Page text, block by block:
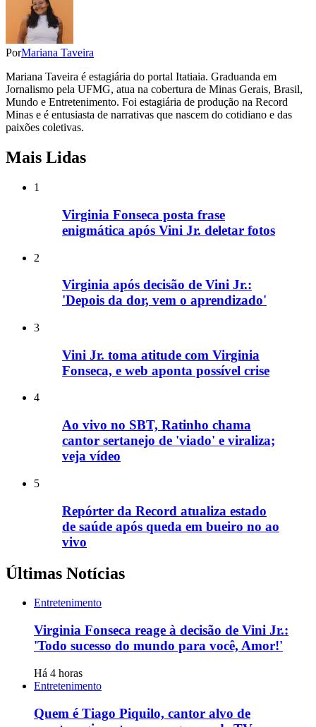
PorMariana Taveira
Mariana Taveira é estagiária do portal Itatiaia. Graduanda em
Jornalismo pela UFMG, atua na cobertura de Minas Gerais, Brasil,
Mundo e Entretenimento. Foi estagiária de produção na Record
Minas e é entusiasta de narrativas que nascem do cotidiano e das
paixões coletivas.
Mais Lidas
1
Virginia Fonseca posta frase
enigmática após Vini Jr. deletar fotos
2
Virginia após decisão de Vini Jr.:
'Depois da dor, vem o aprendizado'
3
Vini Jr. toma atitude com Virginia
Fonseca, e web aponta possível crise
4
Ao vivo no SBT, Ratinho chama
cantor sertanejo de 'viado' e viraliza;
veja vídeo
5
Repórter da Record atualiza estado
de saúde após queda em bueiro no ao
vivo
Últimas Notícias
Entretenimento
Virginia Fonseca reage à decisão de Vini Jr.:
'Todo sucesso do mundo para você, Amor!'
Há 4 horas
Entretenimento
Quem é Tiago Piquilo, cantor alvo de